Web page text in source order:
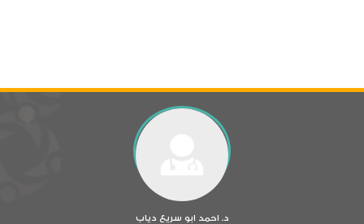
د. احمد ابو سريع دياب